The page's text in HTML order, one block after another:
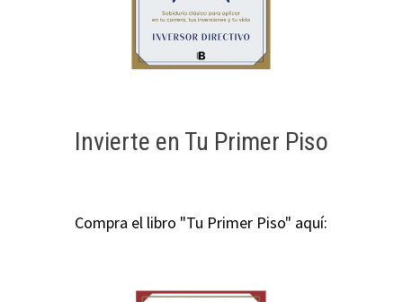
Invierte en Tu Primer Piso
Compra el libro "Tu Primer Piso" aquí: